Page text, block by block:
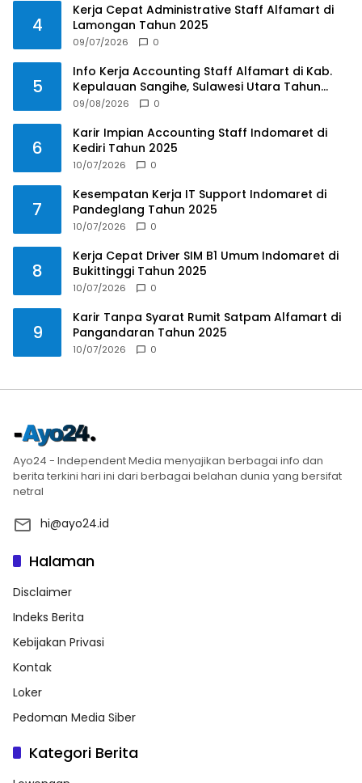
4
Kerja Cepat Administrative Staff Alfamart di
Lamongan Tahun 2025
09/07/2026 0
5
Info Kerja Accounting Staff Alfamart di Kab.
Kepulauan Sangihe, Sulawesi Utara Tahun
2025
09/08/2026 0
6
Karir Impian Accounting Staff Indomaret di
Kediri Tahun 2025
10/07/2026 0
7
Kesempatan Kerja IT Support Indomaret di
Pandeglang Tahun 2025
10/07/2026 0
8
Kerja Cepat Driver SIM B1 Umum Indomaret di
Bukittinggi Tahun 2025
10/07/2026 0
9
Karir Tanpa Syarat Rumit Satpam Alfamart di
Pangandaran Tahun 2025
10/07/2026 0
Ayo24 - Independent Media menyajikan berbagai info dan
berita terkini hari ini dari berbagai belahan dunia yang bersifat
netral
hi@ayo24.id
Halaman
Disclaimer
Indeks Berita
Kebijakan Privasi
Kontak
Loker
Pedoman Media Siber
Kategori Berita